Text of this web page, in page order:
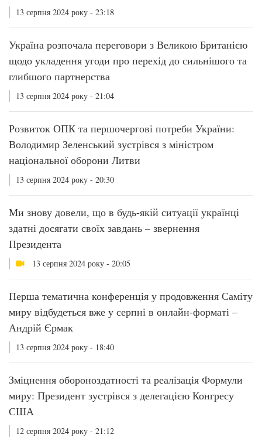
13 серпня 2024 року - 23:18
Україна розпочала переговори з Великою Британією
щодо укладення угоди про перехід до сильнішого та
глибшого партнерства
13 серпня 2024 року - 21:04
Розвиток ОПК та першочергові потреби України:
Володимир Зеленський зустрівся з міністром
національної оборони Литви
13 серпня 2024 року - 20:30
Ми знову довели, що в будь-якій ситуації українці
здатні досягати своїх завдань – звернення
Президента
13 серпня 2024 року - 20:05
Перша тематична конференція у продовження Саміту
миру відбудеться вже у серпні в онлайн-форматі –
Андрій Єрмак
13 серпня 2024 року - 18:40
Зміцнення обороноздатності та реалізація Формули
миру: Президент зустрівся з делегацією Конгресу
США
12 серпня 2024 року - 21:12